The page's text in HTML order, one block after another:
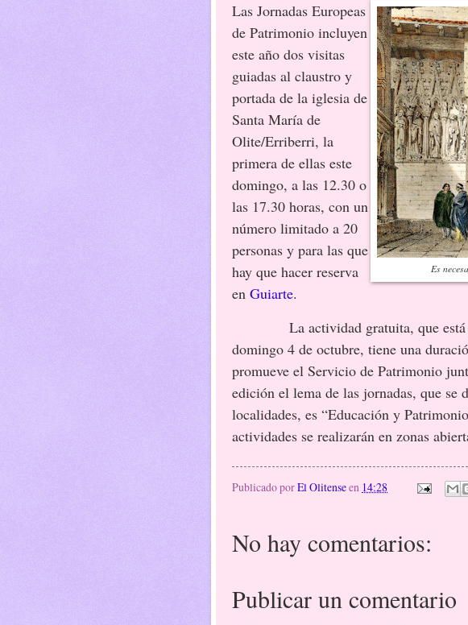
Es
Las Jornadas Europeas
de Patrimonio incluyen
este año dos visitas
guiadas al claustro y
portada de la iglesia de
Santa María de
Olite/Erriberri, la
primera de ellas este
domingo, a las 12.30 o
las 17.30 horas, con un
número limitado a 20
personas y para las que
hay que hacer reserva
en Guiarte.
La actividad gratuita, que
domingo 4 de octubre, tiene una
promueve el Servicio de Patrimonio
edición el lema de las jornadas, que se
localidades, es “Educación y
actividades se realizarán en zonas
Publicado porEl Olitenseen 14:28
No hay comentarios:
Publicar un comentario